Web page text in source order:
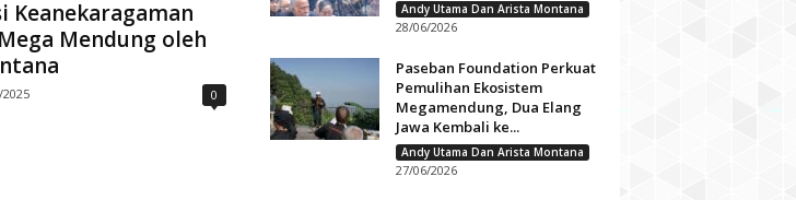
Keanekaragaman
Mendung oleh
0
Andy Utama Dan Arista Montana
28/06/2026
Paseban Foundation Perkuat
Pemulihan Ekosistem
Megamendung, Dua Elang
Jawa Kembali ke...
Andy Utama Dan Arista Montana
27/06/2026